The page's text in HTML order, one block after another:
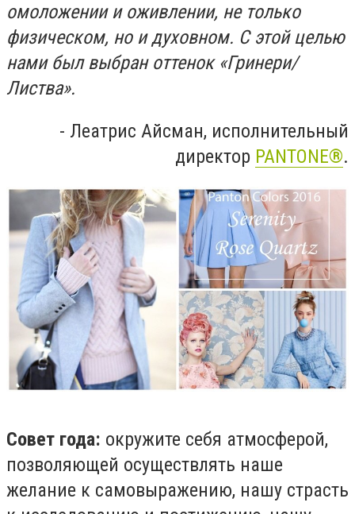
омоложении и оживлении, не только
физическом, но и духовном. С этой целью
нами был выбран оттенок «Гринери/
Листва».
- Леатрис Айсман, исполнительный
директор PANTONE®.
Совет года: окружите себя атмосферой,
позволяющей осуществлять наше
желание к самовыражению, нашу страсть